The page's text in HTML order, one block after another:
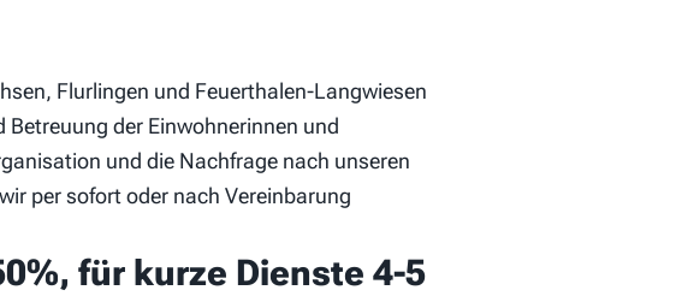
Flurlingen und Feuerthalen-Langwiesen
der Einwohnerinnen und
und die Nachfrage nach unseren
per sofort oder nach Vereinbarung
für kurze Dienste 4-5